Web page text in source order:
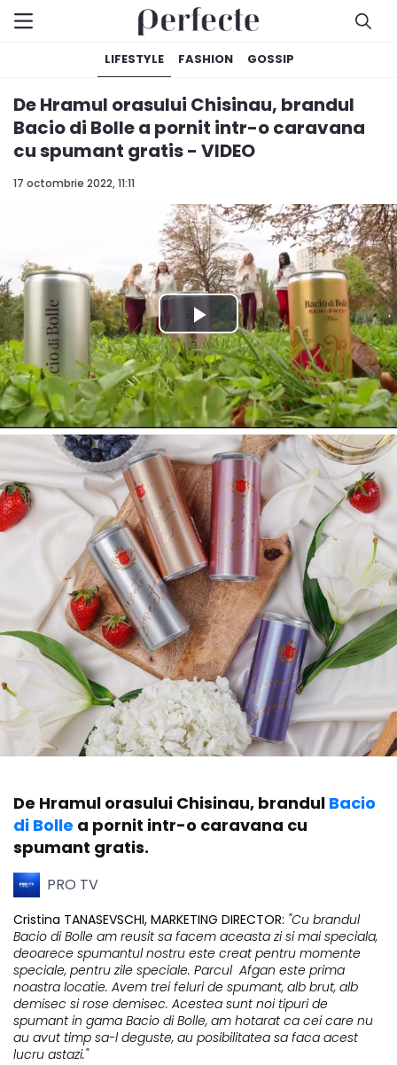
LIFESTYLE FASHION GOSSIP
17 octombrie 2022, 11:11
De Hramul orasului Chisinau, brandul
Bacio di Bolle a pornit intr-o caravana
cu spumant gratis - VIDEO
De Hramul orasului Chisinau, brandul Bacio
di Bolle a pornit intr-o caravana cu
spumant gratis.
PRO TV
Cristina TANASEVSCHI, MARKETING DIRECTOR: "Cu brandul
Bacio di Bolle am reusit sa facem aceasta zi si mai speciala,
deoarece spumantul nostru este creat pentru momente
speciale, pentru zile speciale. Parcul Afgan este prima
noastra locatie. Avem trei feluri de spumant, alb brut, alb
demisec si rose demisec. Acestea sunt noi tipuri de
spumant in gama Bacio di Bolle, am hotarat ca cei care nu
au avut timp sa-l deguste, au posibilitatea sa faca acest
lucru astazi."